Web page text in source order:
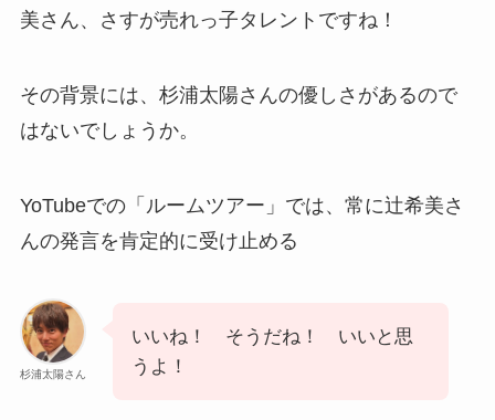
美さん、さすが売れっ子タレントですね！
その背景には、杉浦太陽さんの優しさがあるので
はないでしょうか。
YoTubeでの「ルームツアー」では、常に辻希美さ
んの発言を肯定的に受け止める
杉浦太陽さん
いいね！ そうだね！ いいと思
うよ！